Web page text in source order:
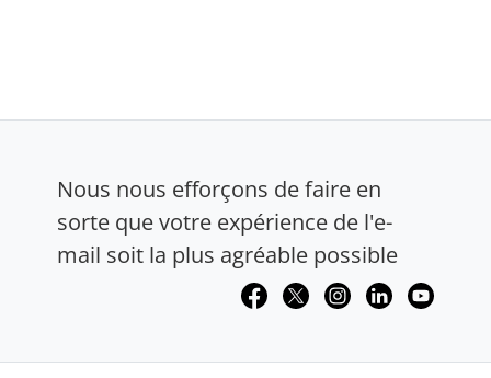
Nous nous efforçons de faire en
sorte que votre expérience de l'e-
mail soit la plus agréable possible